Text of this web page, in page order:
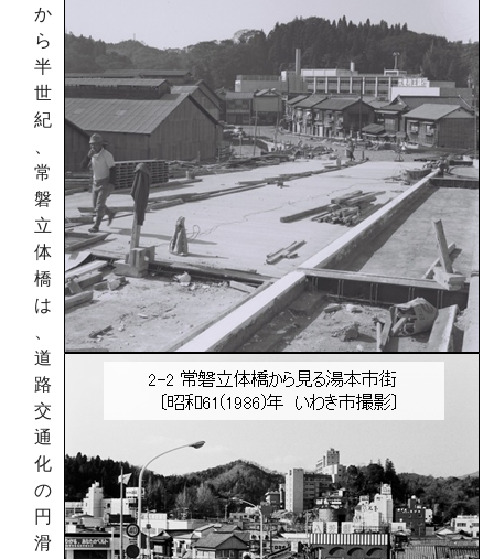
か
ら
半
世
紀
常
磐
立
体
橋
は
道
路
交
通
化
の
円
滑